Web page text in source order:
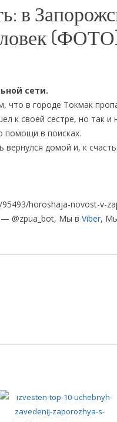
в
сети.
что в городе Токмак
к своей сестре, но так
помощи в поисках.
домой и, к
horoshaja-novost-v-
@zpua_bot, Мы в Viber,